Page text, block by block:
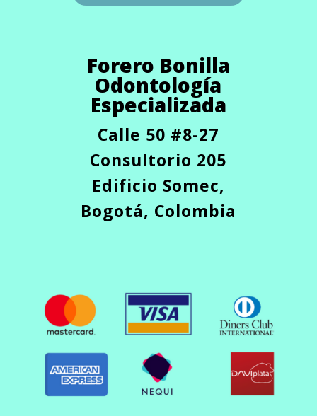
Forero Bonilla
Odontología
Especializada
Calle 50 #8-27
Consultorio 205
Edificio Somec,
Bogotá, Colombia